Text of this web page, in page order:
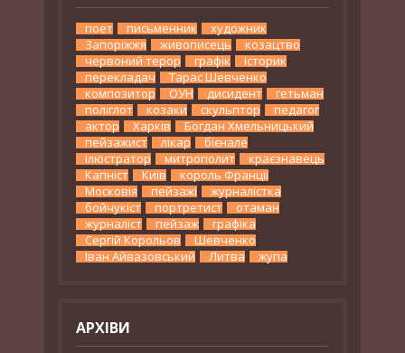
поет письменник
художник
Запоріжжя
живописець
козацтво
червоний терор
графік
історик
перекладач
Тарас Шевченко
композитор
ОУН дисидент
гетьман
поліглот
козаки скульптор
педагог
актор
Харків
Богдан Хмельницький
пейзажист
лікар
бієнале
ілюстратор
митрополит
краєзнавець
Капніст
Київ
король Франції
Московія
пейзажі
журналістка
бойчукіст
портретист
отаман
журналіст
пейзаж
графіка
Сергій Корольов
Шевченко
Іван Айвазовський
Литва жупа
АРХІВИ